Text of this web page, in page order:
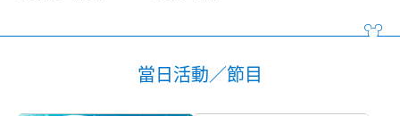
當日活動／節目